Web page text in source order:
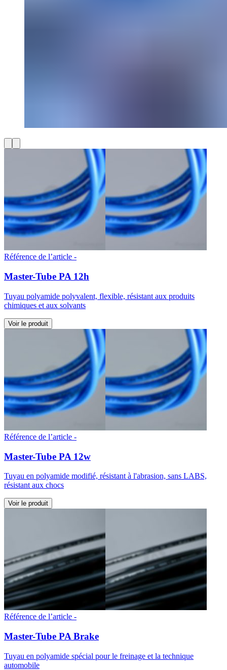
Référence de l’article -
Master-Tube PA 12h
Tuyau polyamide polyvalent, flexible, résistant aux produits
chimiques et aux solvants
Voir le produit
Référence de l’article -
Master-Tube PA 12w
Tuyau en polyamide modifié, résistant à l'abrasion, sans LABS,
résistant aux chocs
Voir le produit
Référence de l’article -
Master-Tube PA Brake
Tuyau en polyamide spécial pour le freinage et la technique
automobile